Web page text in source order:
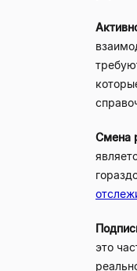
Смена
это